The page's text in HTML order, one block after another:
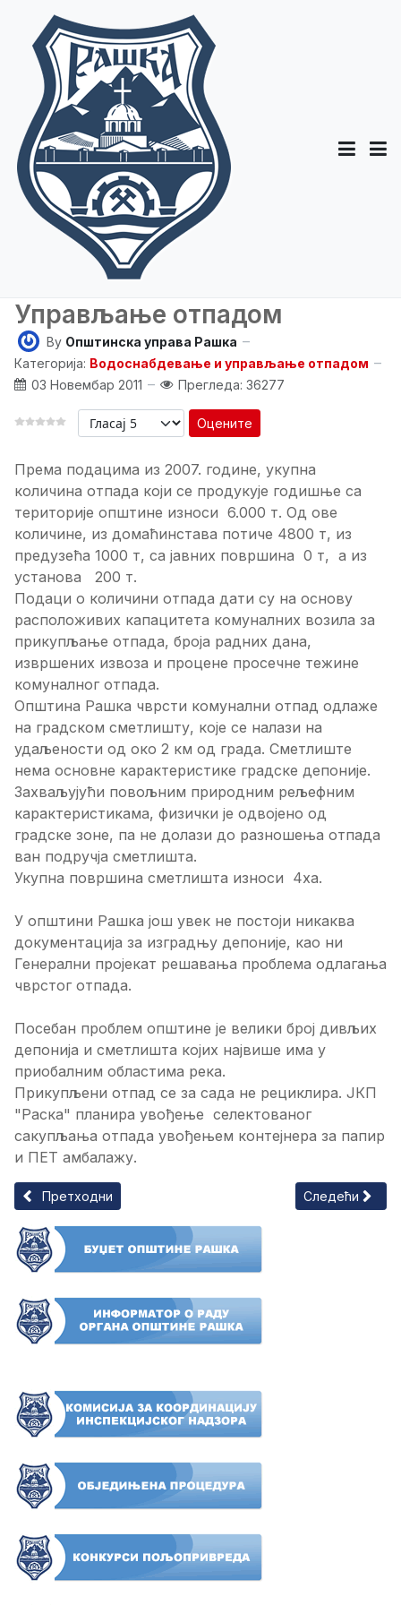
Управљање отпадом
By Општинска управа Рашка
Категорија: Водоснабдевање и управљање отпадом
03 Новембар 2011
Прегледа: 36277
Оцените
Према подацима из 2007. године, укупна
количина отпада који се продукује годишње са
територије општине износи 6.000 т. Од ове
количине, из домаћинстава потиче 4800 т, из
предузећа 1000 т, са јавних површина 0 т, а из
установа 200 т.
Подаци о количини отпада дати су на основу
расположивих капацитета комуналних возила за
прикупљање отпада, броја радних дана,
извршених извоза и процене просечне тежине
комуналног отпада.
Општина Рашка чврсти комунални отпад одлаже
на градском сметлишту, које се налази на
удаљености од око 2 км од града. Сметлиште
нема основне карактеристике градске депоније.
Захваљујући повољним природним рељефним
карактеристикама, физички је одвојено од
градске зоне, па не долази до разношења отпада
ван подручја сметлишта.
Укупна површина сметлишта износи 4ха.
У општини Рашка још увек не постоји никаква
документација за изградњу депоније, као ни
Генерални пројекат решавања проблема одлагања
чврстог отпада.
Посебан проблем општине је велики број дивљих
депонија и сметлишта којих највише има у
приобалним областима река.
Прикупљени отпад се за сада не рециклира. ЈКП
"Раска" планира увођење селектованог
сакупљања отпада увођењем контејнера за папир
и ПЕТ амбалажу.
Претходни чланак: Комунална инфраструктура на
Претходни Следећи
Следећи